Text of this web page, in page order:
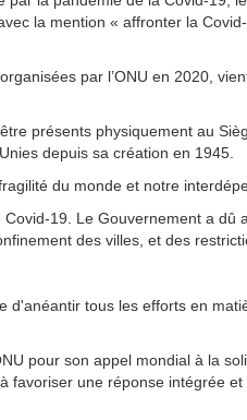
la mention « affronter la
par l’ONU en 2020,
présents physiquement au
depuis sa création en 1945.
du monde et notre
19. Le Gouvernement a dû
des villes, et des
d'anéantir tous les efforts en
pour son appel mondial à la
favoriser une réponse intégrée